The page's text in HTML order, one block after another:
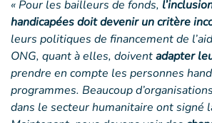
« Pour les bailleurs de fonds,
handicapées doit devenir un critère
leurs politiques de financement de
ONG, quant à elles, doiventadapter
prendre en compte les personnes
programmes. Beaucoup
dans le secteur humanitaire ont signé